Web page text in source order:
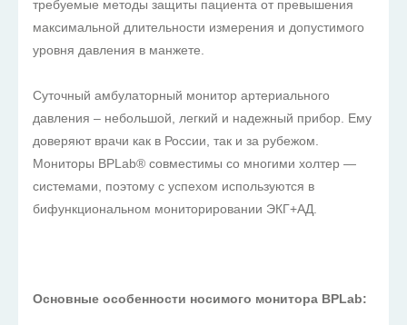
требуемые методы защиты пациента от превышения
максимальной длительности измерения и допустимого
уровня давления в манжете.
Суточный амбулаторный монитор артериального
давления – небольшой, легкий и надежный прибор. Ему
доверяют врачи как в России, так и за рубежом.
Мониторы BPLab® совместимы со многими холтер —
системами, поэтому с успехом используются в
бифункциональном мониторировании ЭКГ+АД.
Основные особенности носимого монитора BPLab: